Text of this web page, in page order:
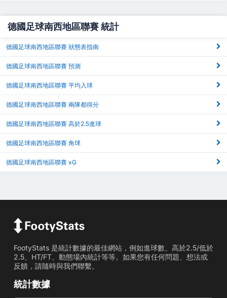
德國足球南西地區聯賽 統計
德國足球南西地區聯賽 狀態表指南
德國足球南西地區聯賽 預測
德國足球南西地區聯賽 平均入球
德國足球南西地區聯賽 兩隊都得分
德國足球南西地區聯賽 高於2.5進球
德國足球南西地區聯賽 角球
德國足球南西地區聯賽 xG
FootyStats 是統計數據的最佳網站，例如進球數、高於2.5/低於
2.5、HT/FT、動態場內統計等等。如果您有任何問題、想法或
反饋，請隨時與我們聯繫。
統計數據